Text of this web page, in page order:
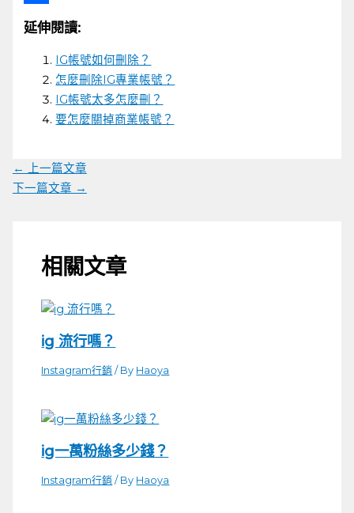
分
延伸閱讀:
IG帳號如何刪除？
怎麼刪除IG專業帳號？
IG帳號太多怎麼刪？
要怎麼關掉商業帳號？
←
上一篇文章
下一篇文章 →
相關文章
ig 流行嗎？
Instagram行銷 / By Haoya
ig一萬粉絲多少錢？
Instagram行銷 / By Haoya